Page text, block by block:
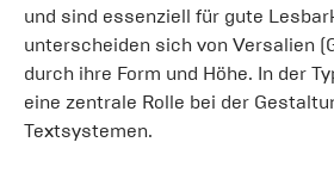
und sind essenziell für gute
unterscheiden sich von Versalien
durch ihre Form und Höhe. In der
eine zentrale Rolle bei der
Textsystemen.